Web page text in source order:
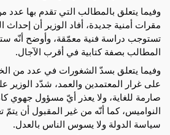
وفيما يتعلق بالمطالب التي تقدم بها
مقرات أمنية جديدة، أفاد الوزير أن إحداث
تستوجب دراسة فنية معمّقة، وأوضح أنّه
المطالب بصفة كتابية في أقرب الآجال.
وفيما يتعلق بسدّ الشغورات في عدد من
على غرار المعتمدين والعمد، شدّد الوزير
صارمة للغاية، ولا يعذر أيّ مسؤول جهوي
النواميس، كما أنّه من غير المقبول أن
سياسة الدولة ولا يسوس الناس بالعدل.